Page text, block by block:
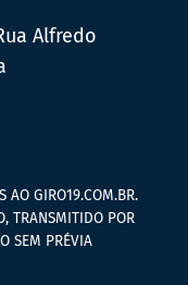
Alfredo
AO GIRO19.COM.BR.
TRANSMITIDO POR
SEM PRÉVIA